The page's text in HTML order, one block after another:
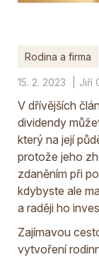
Rodina a firma
15. 2. 2023 Jiří
V dřívějších
dividendy
který na její
protože jeho
zdaněním při
kdybyste ale
a raději ho
Zajímavou
vytvoření